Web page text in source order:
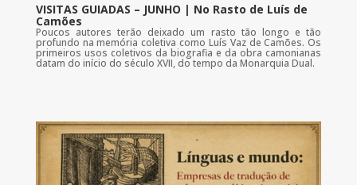
VISITAS GUIADAS – JUNHO | No Rasto de Luís de
Camões
Poucos autores terão deixado um rasto tão longo e tão
profundo na memória coletiva como Luís Vaz de Camões. Os
primeiros usos coletivos da biografia e da obra camonianas
datam do início do século XVII, do tempo da Monarquia Dual.